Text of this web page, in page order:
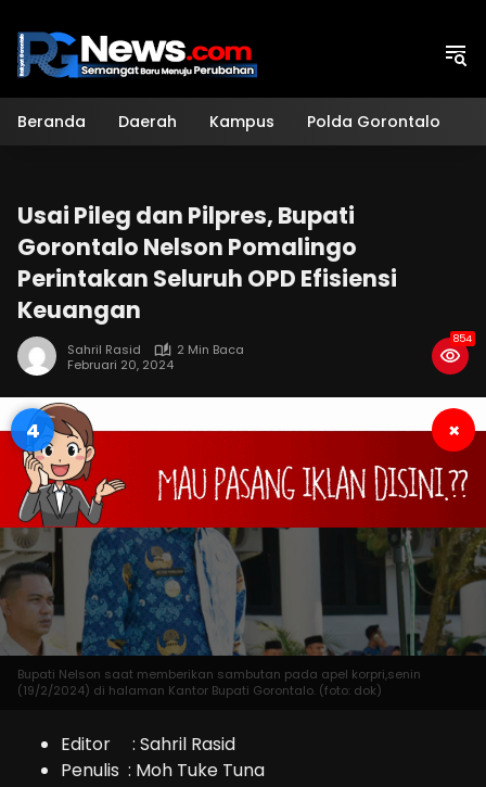
konten
Beranda Daerah Kampus Polda Gorontalo
Usai Pileg dan Pilpres, Bupati
Gorontalo Nelson Pomalingo
Perintakan Seluruh OPD Efisiensi
Keuangan
Sahril Rasid
2 Min Baca
Februari 20, 2024
854
3 ×
Bupati Nelson saat memberikan sambutan pada apel korpri,senin
(19/2/2024) di halaman Kantor Bupati Gorontalo. (foto: dok)
Editor : Sahril Rasid
Penulis : Moh Tuke Tuna